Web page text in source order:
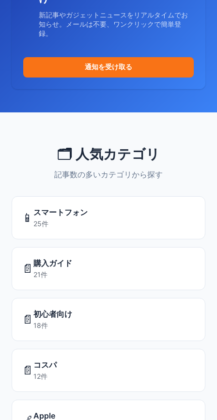
新記事やガジェットニュースをリアルタイムでお
知らせ。メールは不要、ワンクリックで簡単登
録。
通知を受け取る
🗂️ 人気カテゴリ
記事数の多いカテゴリから探す
📱 スマートフォン
25件
📄 購入ガイド
21件
📄 初心者向け
18件
📄 コスパ
12件
Apple